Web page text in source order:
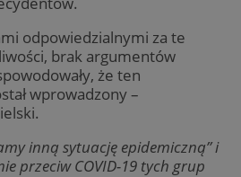
odpowiedzialnymi za te
brak argumentów
że ten
wprowadzony –
inną sytuację epidemiczną” i
przeciw COVID-19 tych grup